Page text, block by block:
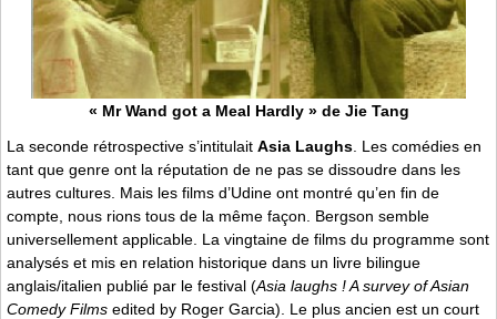
« Mr Wand got a Meal Hardly » de Jie Tang
La seconde rétrospective s’intitulait Asia Laughs . Les comédies en
tant que genre ont la réputation de ne pas se dissoudre dans les
autres cultures. Mais les films d’Udine ont montré qu’en fin de
compte, nous rions tous de la même façon. Bergson semble
universellement applicable. La vingtaine de films du programme sont
analysés et mis en relation historique dans un livre bilingue
anglais/italien publié par le festival (Asia laughs ! A survey of Asian
Comedy Films edited by Roger Garcia). Le plus ancien est un court